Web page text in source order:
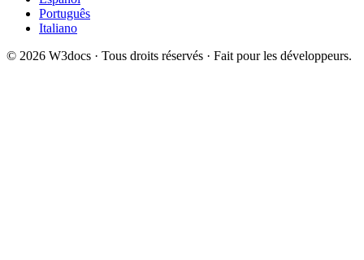
Português
Italiano
© 2026 W3docs · Tous droits réservés · Fait pour les développeurs.